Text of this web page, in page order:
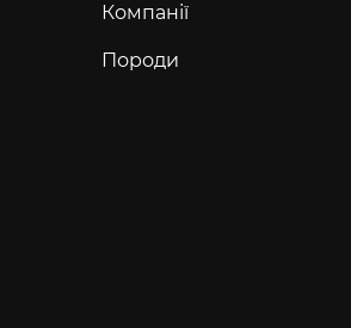
Компанії
Породи